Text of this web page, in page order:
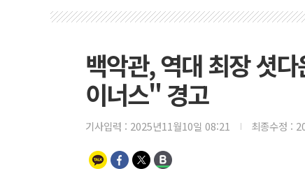
백악관, 역대 최장 셧
이너스" 경고
기사입력 : 2025년11월10일 08:21 최종수정 :